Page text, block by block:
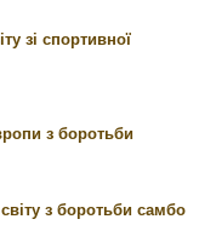
зі спортивної
з боротьби
з боротьби самбо